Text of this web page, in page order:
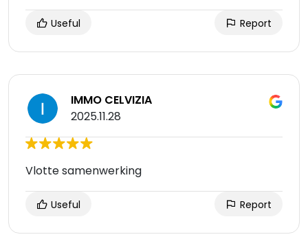
Useful Report
IMMO CELVIZIA
2025.11.28
Vlotte samenwerking
Useful Report